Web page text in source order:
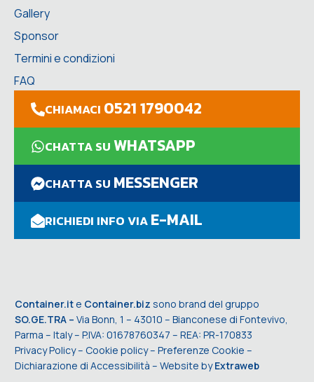
Gallery
Sponsor
Termini e condizioni
FAQ
CHIAMACI 0521 1790042
CHATTA SUWHATSAPP
CHATTA SU MESSENGER
RICHIEDI INFO VIAE-MAIL
Container.it e Container.biz sono brand del gruppo
SO.GE.TRA – Via Bonn, 1 – 43010 – Bianconese di Fontevivo,
Parma – Italy – P.IVA: 01678760347 – REA: PR-170833
Privacy Policy– Cookie policy– Preferenze Cookie –
Dichiarazione di Accessibilità – Website byExtraweb